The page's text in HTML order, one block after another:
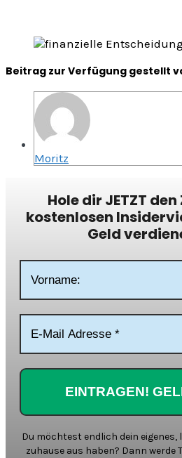
Beitrag zur Verfügung gestellt
Moritz
Hole dir JETZT
kostenlosen
Geld
Du möchtest endlich dein
zuhause aus haben? Dann werde